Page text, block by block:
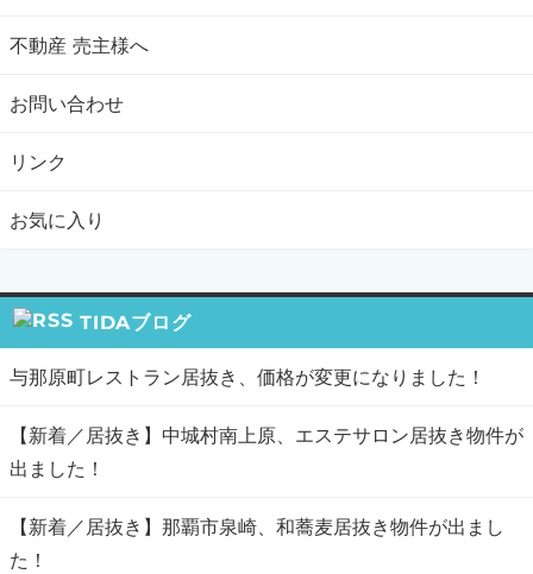
不動産 売主様へ
お問い合わせ
リンク
お気に入り
TIDAブログ
与那原町レストラン居抜き、価格が変更になりました！
【新着／居抜き】中城村南上原、エステサロン居抜き物件が
出ました！
【新着／居抜き】那覇市泉崎、和蕎麦居抜き物件が出まし
た！